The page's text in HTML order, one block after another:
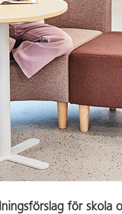
för skola